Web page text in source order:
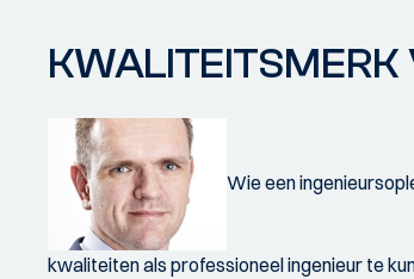
KWALITEITSMERK
Wie een
kwaliteiten als professioneel ingenieur te